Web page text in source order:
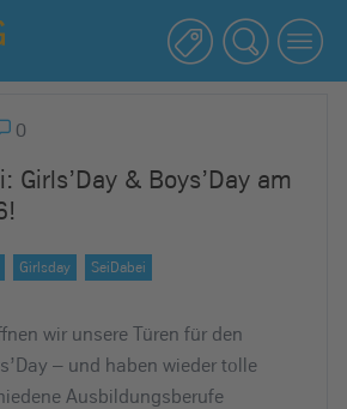
0
Girls’Day & Boys’Day am
Girlsday SeiDabei
wir unsere Türen für den
– und haben wieder tolle
Ausbildungsberufe